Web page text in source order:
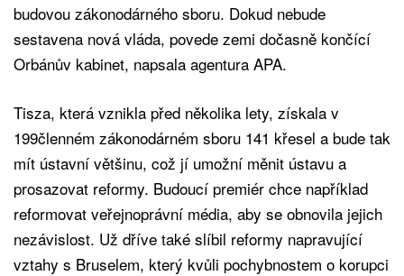
budovou zákonodárného sboru. Dokud nebude
sestavena nová vláda, povede zemi dočasně končící
Orbánův kabinet, napsala agentura APA.
Tisza, která vznikla před několika lety, získala v
199členném zákonodárném sboru 141 křesel a bude tak
mít ústavní většinu, což jí umožní měnit ústavu a
prosazovat reformy. Budoucí premiér chce například
reformovat veřejnoprávní média, aby se obnovila jejich
nezávislost. Už dříve také slíbil reformy napravující
vztahy s Bruselem, který kvůli pochybnostem o korupci